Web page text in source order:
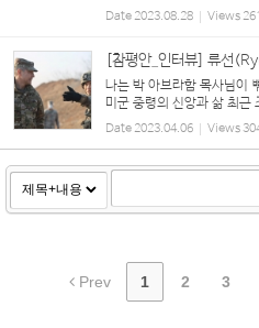
장」 출판기념 예배에 다녀
형이신 류남철 목사님(부산
Date2023.08.28 Views
[참평안_인터뷰] 류선
나는 박 아브라함 목사님이
미군 중령의 신앙과 삶 최근
육군 홈페이지에 한 미군 중
다. 한국계 주한미군인 류
Date2023.04.06 Views
Prev 1 2 3